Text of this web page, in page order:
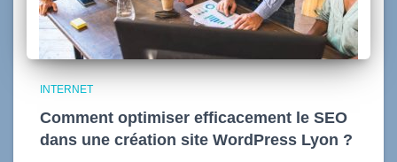
INTERNET
Comment optimiser efficacement le SEO
dans une création site WordPress Lyon ?